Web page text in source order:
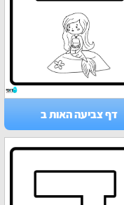
דף צביעה האות ב